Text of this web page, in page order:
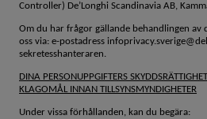
Controller) De’Longhi Scandinavia AB,
Om du har frågor gällande behandlingen
oss via: e-postadress
sekretesshanteraren.
DINA PERSONUPPGIFTERS
KLAGOMÅL INNAN TILLSYNSMYNDIGHETER
Under vissa förhållanden, kan du begära: